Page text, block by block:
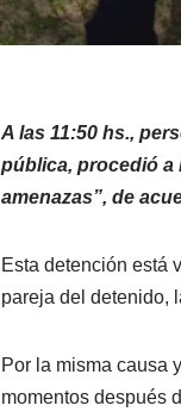
A las 11:50 hs.,
pública, procedió a
amenazas”, de
Esta detención está
pareja del detenido,
Por la misma causa
momentos después